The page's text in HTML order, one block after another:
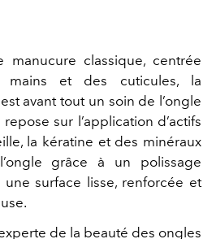
manucure classique, centrée
mains et des cuticules, la
est avant tout un soin de l’ongle
sur l’application d’actifs
la kératine et des minéraux
grâce à un polissage
une surface lisse, renforcée et
de la beauté des ongles